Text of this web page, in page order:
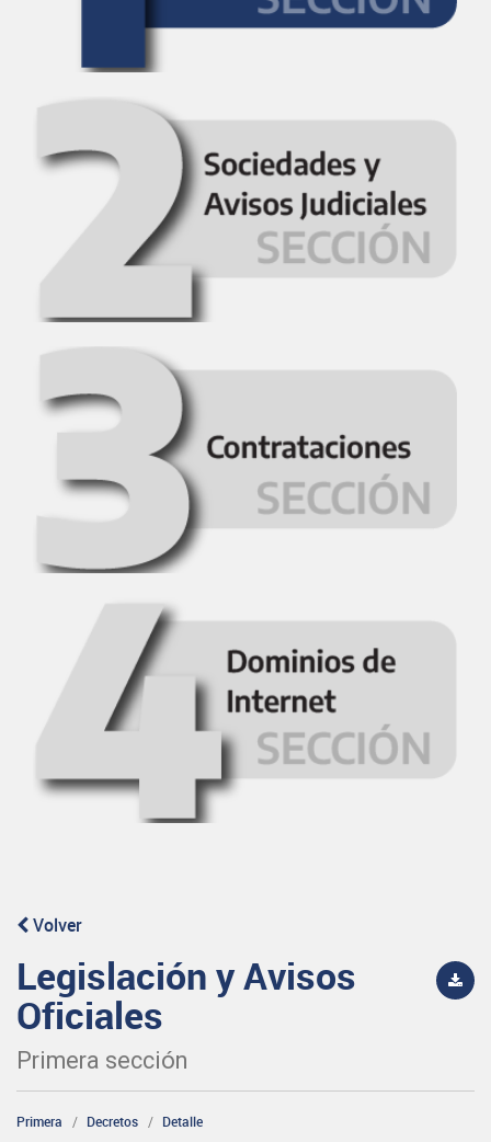
Volver
Legislación y Avisos
Oficiales
Primera sección
Primera Decretos Detalle